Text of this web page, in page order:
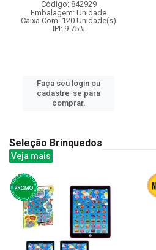
Código: 842929
Embalagem: Unidade
Caixa Com: 120 Unidade(s)
IPI: 9.75%
Faça seu login ou
cadastre-se para
comprar.
Seleção Brinquedos
Veja mais